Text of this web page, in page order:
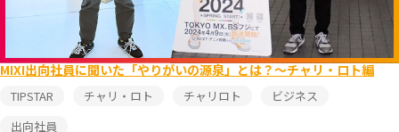
MIXI出向社員に聞いた「やりがいの源泉」とは？～チャリ・ロト編
TIPSTAR チャリ・ロト チャリロト
ビジネス
出向社員